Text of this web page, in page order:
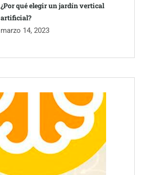
¿Por qué elegir un jardín vertical
artificial?
marzo 14, 2023